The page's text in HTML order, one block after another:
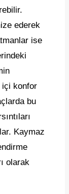
ederek
ise
içi konfor
bu
Kaymaz
olarak